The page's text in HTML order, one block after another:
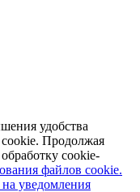
удобства
cookie. Продолжая
cookie-
файлов cookie.
уведомления